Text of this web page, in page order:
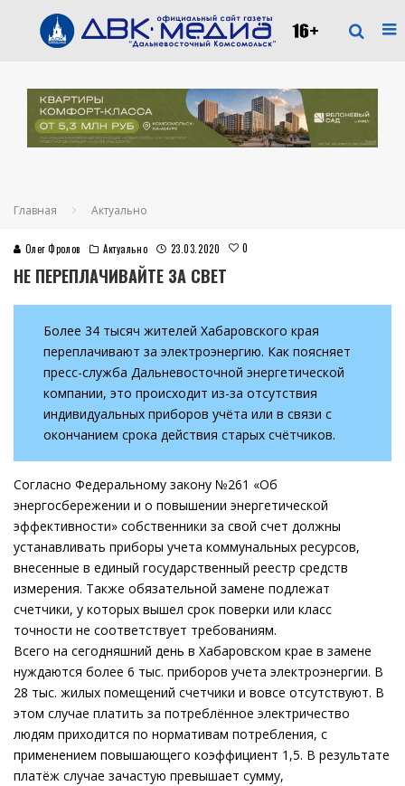
Главная Актуально
Олег Фролов Актуально 23.03.2020 0
НЕ ПЕРЕПЛАЧИВАЙТЕ ЗА СВЕТ
Более 34 тысяч жителей Хабаровского края
переплачивают за электроэнергию. Как поясняет
пресс-служба Дальневосточной энергетической
компании, это происходит из-за отсутствия
индивидуальных приборов учёта или в связи с
окончанием срока действия старых счётчиков.
Согласно Федеральному закону №261 «Об
энергосбережении и о повышении энергетической
эффективности» собственники за свой счет должны
устанавливать приборы учета коммунальных ресурсов,
внесенные в единый государственный реестр средств
измерения. Также обязательной замене подлежат
счетчики, у которых вышел срок поверки или класс
точности не соответствует требованиям.
Всего на сегодняшний день в Хабаровском крае в замене
нуждаются более 6 тыс. приборов учета электроэнергии. В
28 тыс. жилых помещений счетчики и вовсе отсутствуют. В
этом случае платить за потреблённое электричество
людям приходится по нормативам потребления, с
применением повышающего коэффициент 1,5. В результате
платёж случае зачастую превышает сумму,